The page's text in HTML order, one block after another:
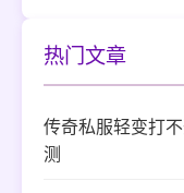
热门文章
传奇私服轻变打
测